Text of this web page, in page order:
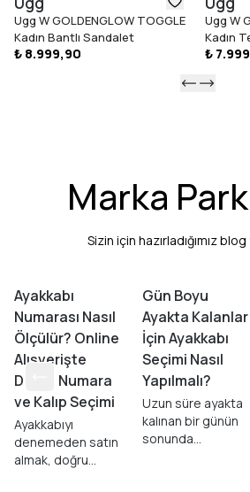
Ugg W GOLDENGLOW TOGGLE
Kadın Bantlı Sandalet
₺ 8.999,90
Ugg W
Kadın
₺
Marka
Sizin için hazırladığımız blog
Ayakkabı
Numarası Nasıl
Ölçülür? Online
Alışverişte
Doğru Numara
ve Kalıp Seçimi
Ayakkabıyı
denemeden satın
almak, doğru
Gün Boyu
Ayakta Kalanlar
İçin Ayakkabı
Seçimi Nasıl
Yapılmalı?
Uzun süre ayakta
kalınan bir günün
sonunda